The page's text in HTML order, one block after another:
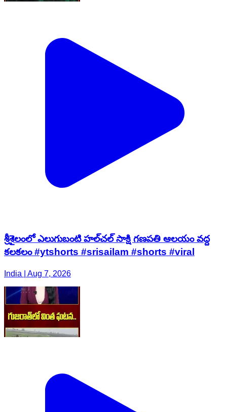
శ్రీశైలంలో ఎలుగుబంటి హల్‌చల్ సాక్షి గణపతి ఆలయం వద్ద
కలకలం #ytshorts #srisailam #shorts #viral
India | Aug 7, 2026